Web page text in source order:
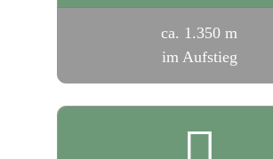
ca. 1.350 m
im Aufstieg